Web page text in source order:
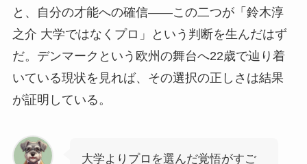
と、自分の才能への確信——この二つが「鈴木淳
之介 大学ではなくプロ」という判断を生んだはず
だ。デンマークという欧州の舞台へ22歳で辿り着
いている現状を見れば、その選択の正しさは結果
が証明している。
大学よりプロを選んだ覚悟がすご